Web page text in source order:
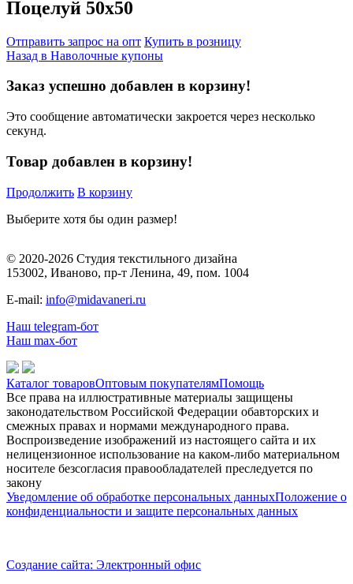
Поцелуй 50x50
Отправить запрос на опт Купить в розницу
Назад в Наволочные купоны
Заказ успешно добавлен в корзину!
Это сообщение автоматически закроется через несколько
секунд.
Товар добавлен в корзину!
Продолжить В корзину
Выберите хотя бы один размер!
© 2020-2026 Студия текстильного дизайна
153002, Иваново, пр-т Ленина, 49, пом. 1004
E-mail: info@midavaneri.ru
Наш telegram-бот
Наш max-бот
Каталог товаровОптовым покупателямПомощь
Все права на иллюстративные материалы защищены
законодательством Российской Федерации обавторских и
смежных правах и нормами международного права.
Воспроизведение изображений из настоящего сайта и их
нелицензионное использование на каком-либо материальном
носителе безсогласия правообладателей преследуется по
закону
Уведомление об обработке персональных данныхПоложение о
конфиденциальности и защите персональных данных
Создание сайта: Электронный офис